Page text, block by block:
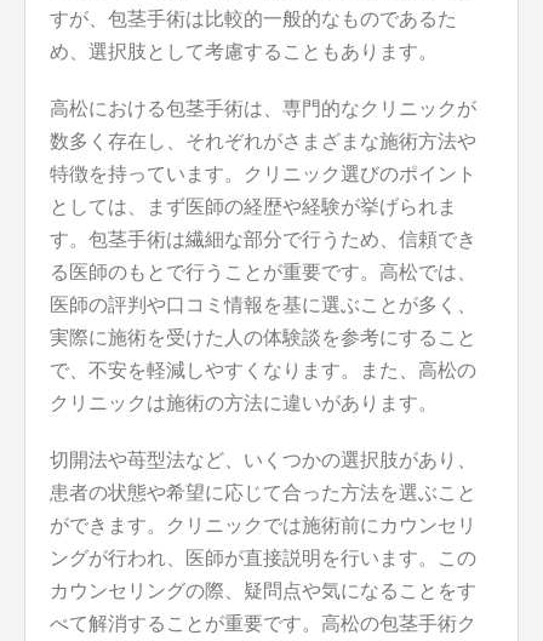
すが、包茎手術は比較的一般的なものであるた
め、選択肢として考慮することもあります。
高松における包茎手術は、専門的なクリニックが
数多く存在し、それぞれがさまざまな施術方法や
特徴を持っています。クリニック選びのポイント
としては、まず医師の経歴や経験が挙げられま
す。包茎手術は繊細な部分で行うため、信頼でき
る医師のもとで行うことが重要です。高松では、
医師の評判や口コミ情報を基に選ぶことが多く、
実際に施術を受けた人の体験談を参考にすること
で、不安を軽減しやすくなります。また、高松の
クリニックは施術の方法に違いがあります。
切開法や苺型法など、いくつかの選択肢があり、
患者の状態や希望に応じて合った方法を選ぶこと
ができます。クリニックでは施術前にカウンセリ
ングが行われ、医師が直接説明を行います。この
カウンセリングの際、疑問点や気になることをす
べて解消することが重要です。高松の包茎手術ク